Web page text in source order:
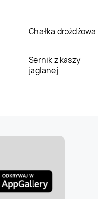
Chałka drożdżowa
Sernik z kaszy
jaglanej